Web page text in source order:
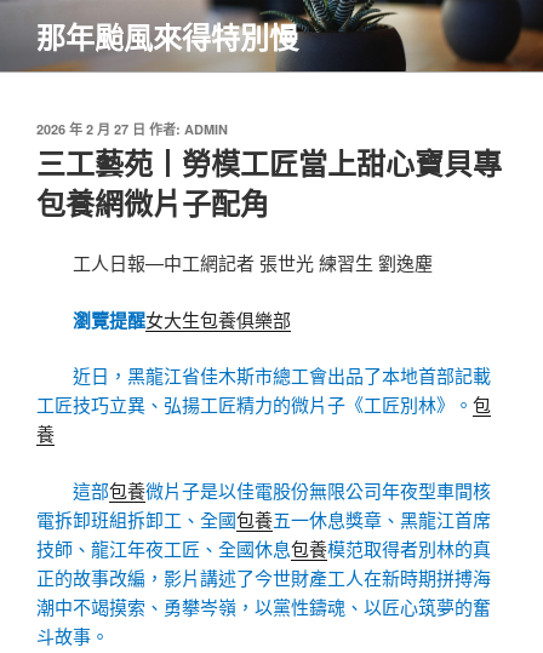
主
那年颱風來得特別慢
發
佈
於
2026 年 2 月 27 日 作者: ADMIN
三工藝苑丨勞模工匠當上甜心寶貝專
包養網微片子配角
工人日報—中工網記者 張世光 練習生 劉逸塵
瀏覽提醒女大生包養俱樂部
近日，黑龍江省佳木斯市總工會出品了本地首部記載
工匠技巧立異、弘揚工匠精力的微片子《工匠別林》。 包
養
這部包養微片子是以佳電股份無限公司年夜型車間核
電拆卸班組拆卸工、全國包養五一休息獎章、黑龍江首席
技師、龍江年夜工匠、全國休息包養模范取得者別林的真
正的故事改編，影片講述了今世財產工人在新時期拼搏海
潮中不竭摸索、勇攀岑嶺，以黨性鑄魂、以匠心筑夢的奮
斗故事。